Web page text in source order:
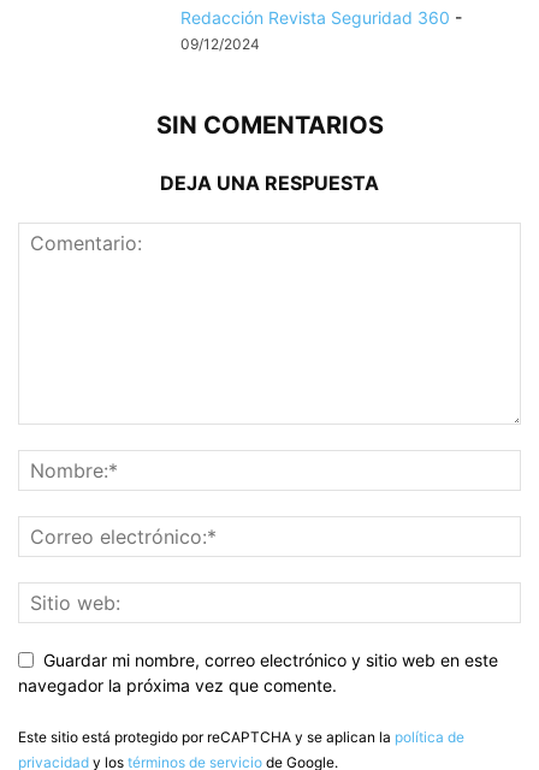
Redacción Revista Seguridad 360 -
09/12/2024
SIN COMENTARIOS
DEJA UNA RESPUESTA
Guardar mi nombre, correo electrónico y sitio web en este
navegador la próxima vez que comente.
Este sitio está protegido por reCAPTCHA y se aplican la política de
privacidad y los términos de servicio de Google.